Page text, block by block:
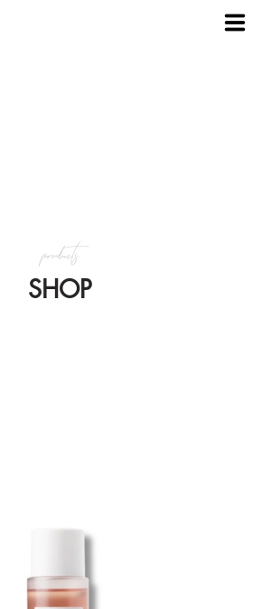
SHOP
products